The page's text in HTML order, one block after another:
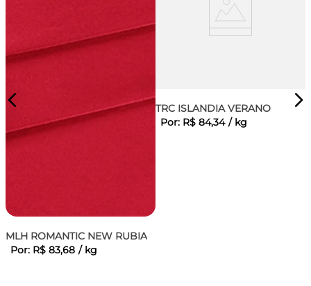
MLH ROMANTIC NEW RUBIA
Por: R$ 83,68 / kg
TRC ISLANDIA VERANO
Por: R$ 84,34 / kg